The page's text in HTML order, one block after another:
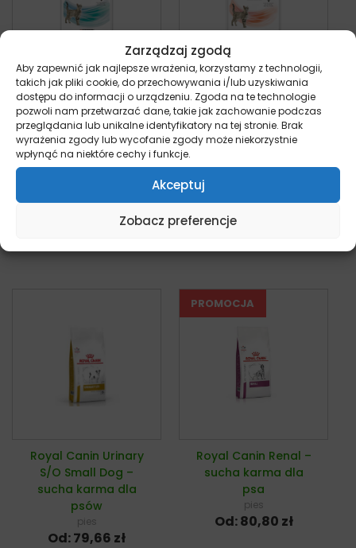
Zarządzaj zgodą
Aby zapewnić jak najlepsze wrażenia, korzystamy z technologii,
takich jak pliki cookie, do przechowywania i/lub uzyskiwania
dostępu do informacji o urządzeniu. Zgoda na te technologie
pozwoli nam przetwarzać dane, takie jak zachowanie podczas
przeglądania lub unikalne identyfikatory na tej stronie. Brak
wyrażenia zgody lub wycofanie zgody może niekorzystnie
wpłynąć na niektóre cechy i funkcje.
Akceptuj
Zobacz preferencje
Purina EN
Gastrointestinal
Łosoś – saszetka
dla kota
Od:5,15zł
Purina OM Obesity
Management
Kurczak – saszetka
dla kota
Od:5,15zł
Wybierz opcje
Royal Canin Urinary
S/O Small Dog –
sucha karma dla
psów
pies
Od:79,66 zł
Royal Canin Renal –
sucha karma dla
psa
pies
Od:80,80 zł